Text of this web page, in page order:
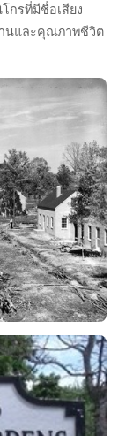
กรที่มีชื่อเสียง
านและคุณภาพชีวิต